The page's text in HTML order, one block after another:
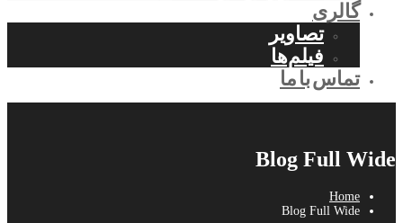
گالری
تصاویر
فیلم‌ها
تماس با ما
Blog Full Wide
Home
Blog Full Wide